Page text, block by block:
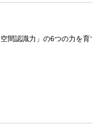
間認識力」の6つの力を育